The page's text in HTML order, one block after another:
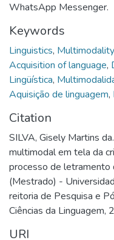
WhatsApp Messenger.
Keywords
Linguistics,
Acquisition of language,
Lingüística,
Aquisição de linguagem,
Citation
SILVA, Gisely Martins
multimodal em tela da
processo de
(Mestrado) -
reitoria de Pesquisa e
Ciências da Linguagem,
URI